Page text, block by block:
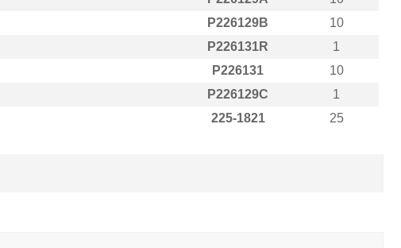
P226129B
10
P226131R
1
P226131
10
P226129C
1
225-1821 25